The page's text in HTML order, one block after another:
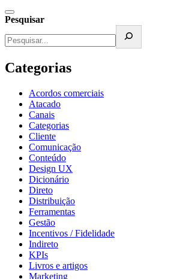
Pesquisar
Categorias
Acordos comerciais
Atacado
Canais
Categorias
Cliente
Comunicação
Conteúdo
Design UX
Dicionário
Direto
Distribuição
Ferramentas
Gestão
Incentivos / Fidelidade
Indireto
KPIs
Livros e artigos
Marketing